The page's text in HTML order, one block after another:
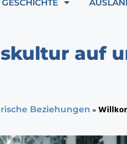
GESCHICHTE
auf
Beziehungen »